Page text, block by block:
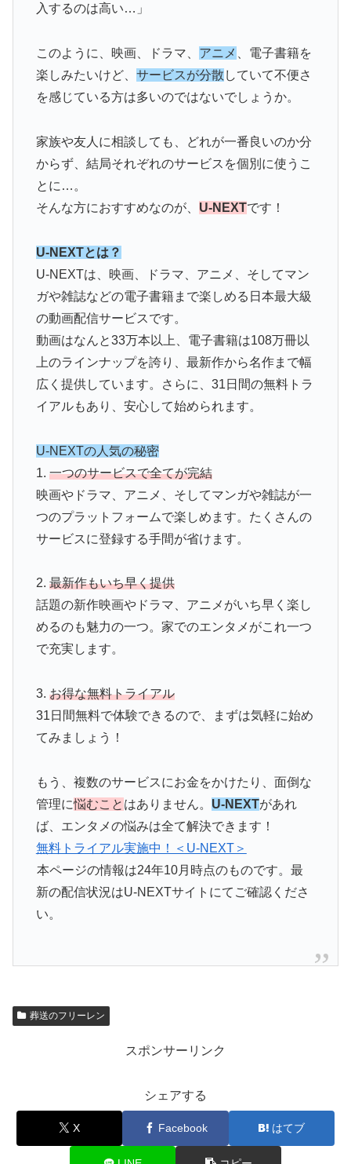
入するのは高い…」
このように、映画、ドラマ、 アニメ
、電子書籍を
楽しみたいけど、 サービスが分散 していて不便さ
を感じている方は多いのではないでしょうか。
家族や友人に相談しても、どれが一番良いのか分
からず、結局それぞれのサービスを個別に使うこ
とに…。
そんな方におすすめなのが、 U-NEXTです！
U-NEXTとは？
U-NEXTは、映画、ドラマ、アニメ、そしてマン
ガや雑誌などの電子書籍まで楽しめる日本最大級
の動画配信サービスです。
動画はなんと33万本以上、電子書籍は108万冊以
上のラインナップを誇り、最新作から名作まで幅
広く提供しています。さらに、31日間の無料トラ
イアルもあり、安心して始められます。
U-NEXTの人気の秘密
1. 一つのサービスで全てが完結
映画やドラマ、アニメ、そしてマンガや雑誌が一
つのプラットフォームで楽しめます。たくさんの
サービスに登録する手間が省けます。
2. 最新作もいち早く提供
話題の新作映画やドラマ、アニメがいち早く楽し
めるのも魅力の一つ。家でのエンタメがこれ一つ
で充実します。
3. お得な無料トライアル
31日間無料で体験できるので、まずは気軽に始め
てみましょう！
もう、複数のサービスにお金をかけたり、面倒な
管理に悩むこと はありません。 U-NEXTがあれ
ば、エンタメの悩みは全て解決できます！
無料トライアル実施中！＜U-NEXT＞
本ページの情報は24年10月時点のものです。最
新の配信状況はU-NEXTサイトにてご確認くださ
い。
葬送のフリーレン
スポンサーリンク
シェアする
X Facebook はてブ